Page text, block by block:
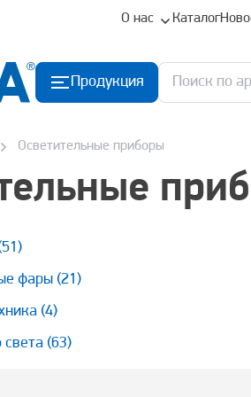
О нас Каталог
Продукция
Осветительные приборы
фары (21)
(4)
(63)